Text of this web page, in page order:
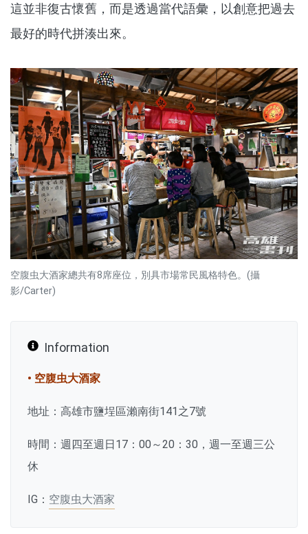
這並非復古懷舊，而是透過當代語彙，以創意把過去
最好的時代拼湊出來。
空腹虫大酒家總共有8席座位，別具市場常民風格特色。(攝
影/Carter)
Information
• 空腹虫大酒家
地址：高雄市鹽埕區瀨南街141之7號
時間：週四至週日17：00～20：30，週一至週三公
休
IG： 空腹虫大酒家